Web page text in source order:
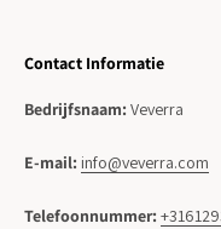
Contact Informatie
Bedrijfsnaam: Veverra
E-mail: info@veverra.com
Telefoonnummer: